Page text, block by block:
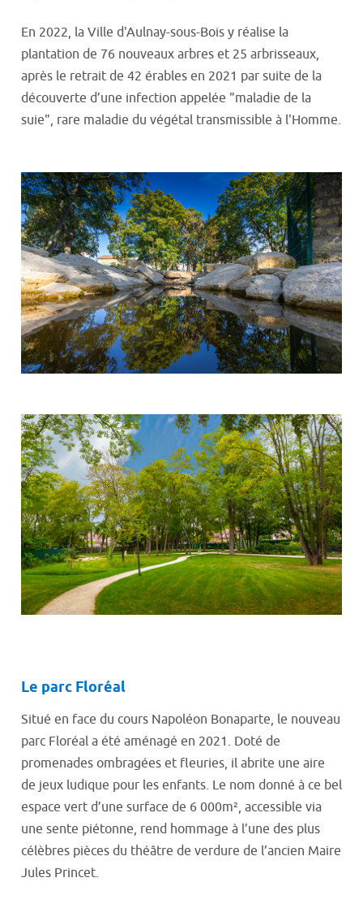
En 2022, la Ville d'Aulnay-sous-Bois y réalise la
plantation de 76 nouveaux arbres et 25 arbrisseaux,
après le retrait de 42 érables en 2021 par suite de la
découverte d’une infection appelée "maladie de la
suie", rare maladie du végétal transmissible à l'Homme.
Le parc Floréal
Situé en face du cours Napoléon Bonaparte, le nouveau
parc Floréal a été aménagé en 2021. Doté de
promenades ombragées et fleuries, il abrite une aire
de jeux ludique pour les enfants. Le nom donné à ce bel
espace vert d’une surface de 6 000m², accessible via
une sente piétonne, rend hommage à l’une des plus
célèbres pièces du théâtre de verdure de l’ancien Maire
Jules Princet.